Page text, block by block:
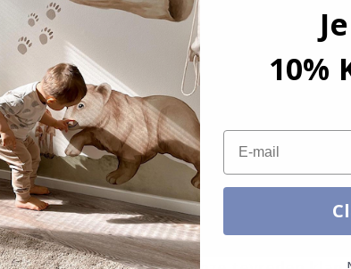
10%
Email